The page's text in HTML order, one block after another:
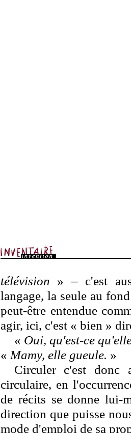
télévision » – c'est
langage, la seule au
peut-être entendue
agir, ici, c'est « bien »
« Oui, qu'est-ce
« Mamy, elle gueule. »
Circuler c'est donc
circulaire, en
de récits se donne lui-
direction que puisse
mode d'emploi de sa